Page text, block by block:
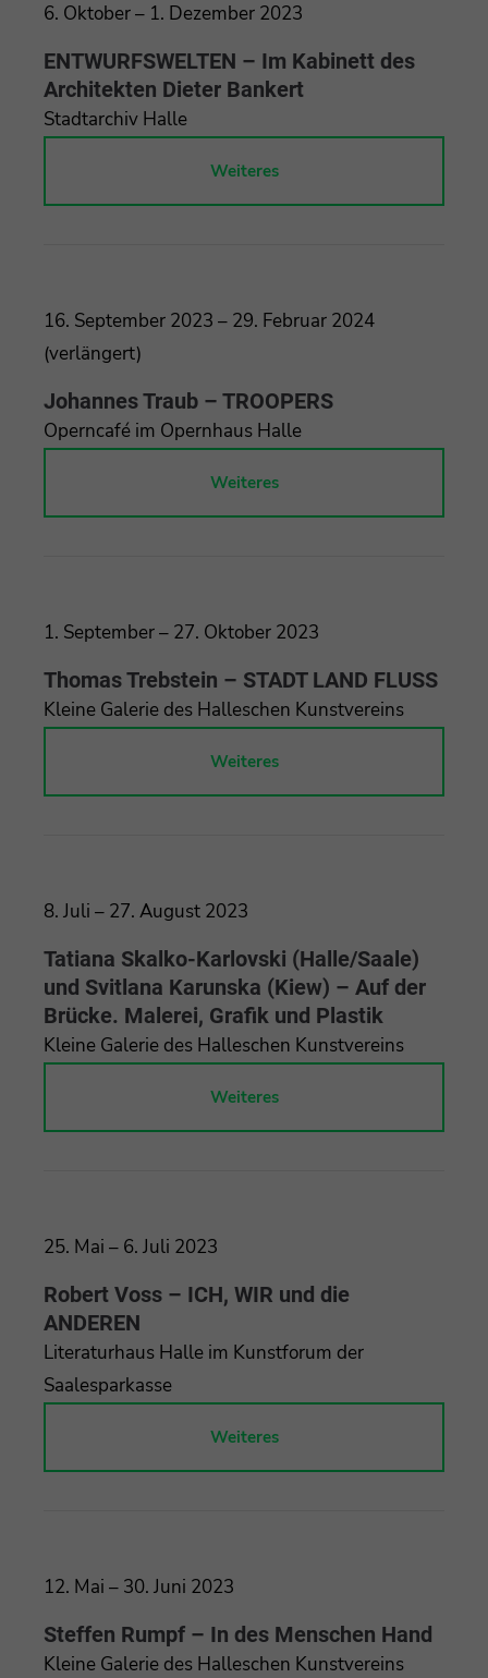
6. Oktober – 1. Dezember 2023
ENTWURFSWELTEN – Im Kabinett des
Architekten Dieter Bankert
Stadtarchiv Halle
Weiteres
16. September 2023 – 29. Februar 2024
(verlängert)
Johannes Traub – TROOPERS
Operncafé im Opernhaus Halle
Weiteres
1. September – 27. Oktober 2023
Thomas Trebstein – STADT LAND FLUSS
Kleine Galerie des Halleschen Kunstvereins
Weiteres
8. Juli – 27. August 2023
Tatiana Skalko-Karlovski (Halle/Saale)
und Svitlana Karunska (Kiew) – Auf der
Brücke. Malerei, Grafik und Plastik
Kleine Galerie des Halleschen Kunstvereins
Weiteres
25. Mai – 6. Juli 2023
Robert Voss – ICH, WIR und die
ANDEREN
Literaturhaus Halle im Kunstforum der
Saalesparkasse
Weiteres
12. Mai – 30. Juni 2023
Steffen Rumpf – In des Menschen Hand
Kleine Galerie des Halleschen Kunstvereins